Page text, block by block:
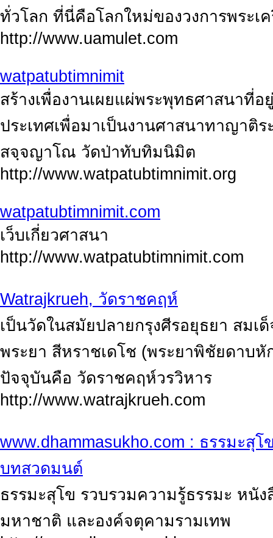
ทั่วโลก ที่นี่คือโลกใหม่ของวงการพระเค
http://www.uamulet.com
watpatubtimnimit
สร้างเพื่องานเผยแผ่พระพุทธศาสนาที่
ประเทศเพื่อมาเป็นงานศาสนาทาญาติ
สจฺจญาโณ วัดป่าทับทิมนิมิต
http://www.watpatubtimnimit.org
watpatubtimnimit.com
เว็บเกี่ยวศาสนา
http://www.watpatubtimnimit.com
Watrajkrueh, วัดราชคฤห์
เป็นวัดในสมัยปลายกรุงศีรอยุธยา สมเ
พระยา สีหราชเดโช (พระยาพิชัยดาบหั
ปัจจุบันคือ วัดราชคฤห์วรวิหาร
http://www.watrajkrueh.com
www.dhammasukho.com : ธรรมะสุ
บทสวดมนต์
ธรรมะสุโข รวบรวมความรู้ธรรมะ หนั
มหาชาติ และองค์จตุคามรามเทพ